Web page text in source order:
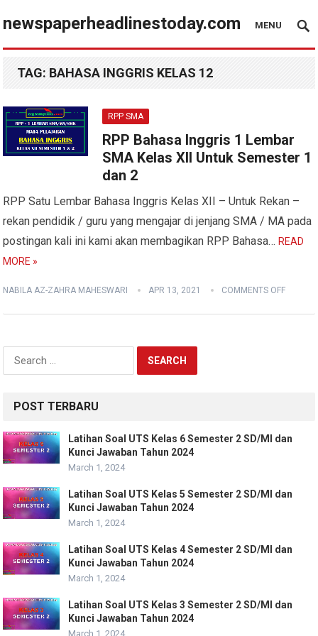
newspaperheadlinestoday.com MENU
TAG: BAHASA INGGRIS KELAS 12
RPP SMA
RPP Bahasa Inggris 1 Lembar
SMA Kelas XII Untuk Semester 1
dan 2
RPP Satu Lembar Bahasa Inggris Kelas XII – Untuk Rekan –
rekan pendidik / guru yang mengajar di jenjang SMA / MA pada
postingan kali ini kami akan membagikan RPP Bahasa…READ
MORE »
NABILA AZ-ZAHRA MAHESWARI APR 13, 2021 COMMENTS OFF
Search
for:
POST TERBARU
Latihan Soal UTS Kelas 6 Semester 2 SD/MI dan
Kunci Jawaban Tahun 2024
March 1, 2024
Latihan Soal UTS Kelas 5 Semester 2 SD/MI dan
Kunci Jawaban Tahun 2024
March 1, 2024
Latihan Soal UTS Kelas 4 Semester 2 SD/MI dan
Kunci Jawaban Tahun 2024
March 1, 2024
Latihan Soal UTS Kelas 3 Semester 2 SD/MI dan
Kunci Jawaban Tahun 2024
March 1, 2024